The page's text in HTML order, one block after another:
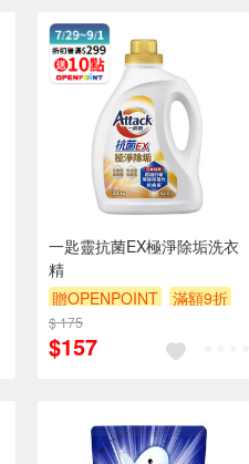
一匙靈抗菌EX極淨除垢洗衣
精
贈OPENPOINT
滿額9折
贈$200
$ 175
$157